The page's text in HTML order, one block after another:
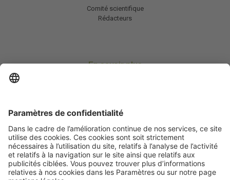
Comité scientifique
Rédacteurs
En savoir plus
Abonnez-vous à notre newsletter
Informez-moi